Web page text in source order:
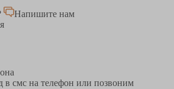
Напишите нам
смс на телефон или позвоним